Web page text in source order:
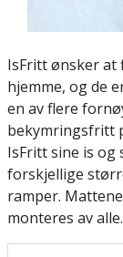
IsFritt ønsker at
hjemme, og de
en av flere
bekymringsfritt
IsFritt sine is og
forskjellige
ramper.
monteres av alle.